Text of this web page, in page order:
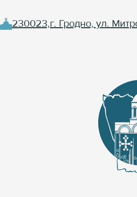
230023,г. Гродно, ул.